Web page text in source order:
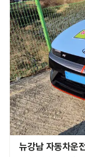
뉴강남 자동차운